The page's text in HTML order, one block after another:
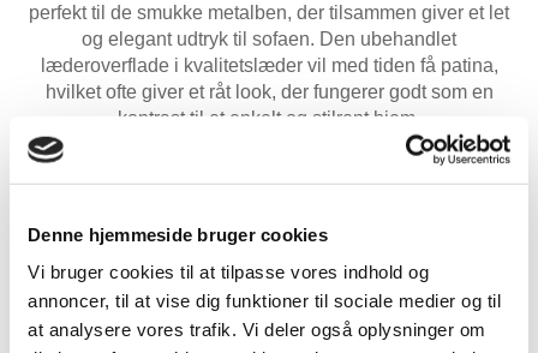
Denne hjemmeside bruger cookies
Vi bruger cookies til at tilpasse vores indhold og
annoncer, til at vise dig funktioner til sociale medier og til
at analysere vores trafik. Vi deler også oplysninger om
perfekt til de smukke metalben, der tilsammen giver et let
og elegant udtryk til sofaen. Den ubehandlet
læderoverflade i kvalitetslæder vil med tiden få patina,
hvilket ofte giver et råt look, der fungerer godt som en
kontrast til et enkelt og stilrent hjem.
Sofaen er her med chaiselong og har en længde- og
plads og nemt at samle familien eller vennerne til hjemlig
hygge og samvær.
OBS. Dette er en bestillingsvare.